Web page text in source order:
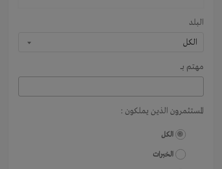
البلد
الكل
مهتم بـــ
المستثمرون الذين يملكون :
الكل
الخبرات